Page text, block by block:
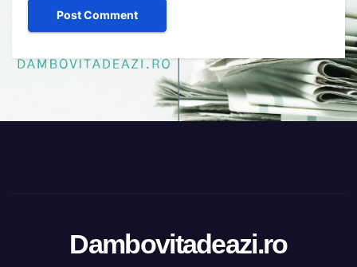
Dambovitadeazi.ro